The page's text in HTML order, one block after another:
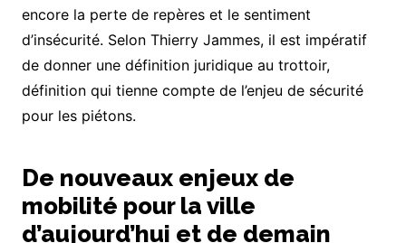
encore la perte de repères et le sentiment
d’insécurité. Selon Thierry Jammes, il est impératif
de donner une définition juridique au trottoir,
définition qui tienne compte de l’enjeu de sécurité
pour les piétons.
De nouveaux enjeux de
mobilité pour la ville
d’aujourd’hui et de demain